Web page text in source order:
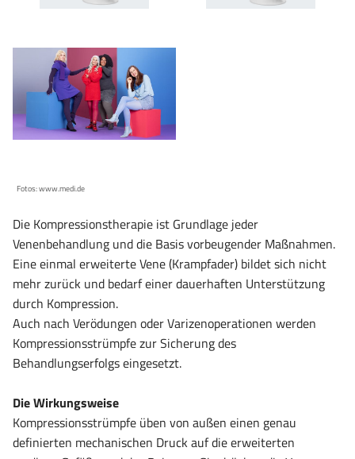
Fotos:www.medi.de
Die Kompressionstherapie ist Grundlage jeder
Venenbehandlung und die Basis vorbeugender Maßnahmen.
Eine einmal erweiterte Vene (Krampfader) bildet sich nicht
mehr zurück und bedarf einer dauerhaften Unterstützung
durch Kompression.
Auch nach Verödungen oder Varizenoperationen werden
Kompressionsstrümpfe zur Sicherung des
Behandlungserfolgs eingesetzt.
Die Wirkungsweise
Kompressionsstrümpfe üben von außen einen genau
definierten mechanischen Druck auf die erweiterten